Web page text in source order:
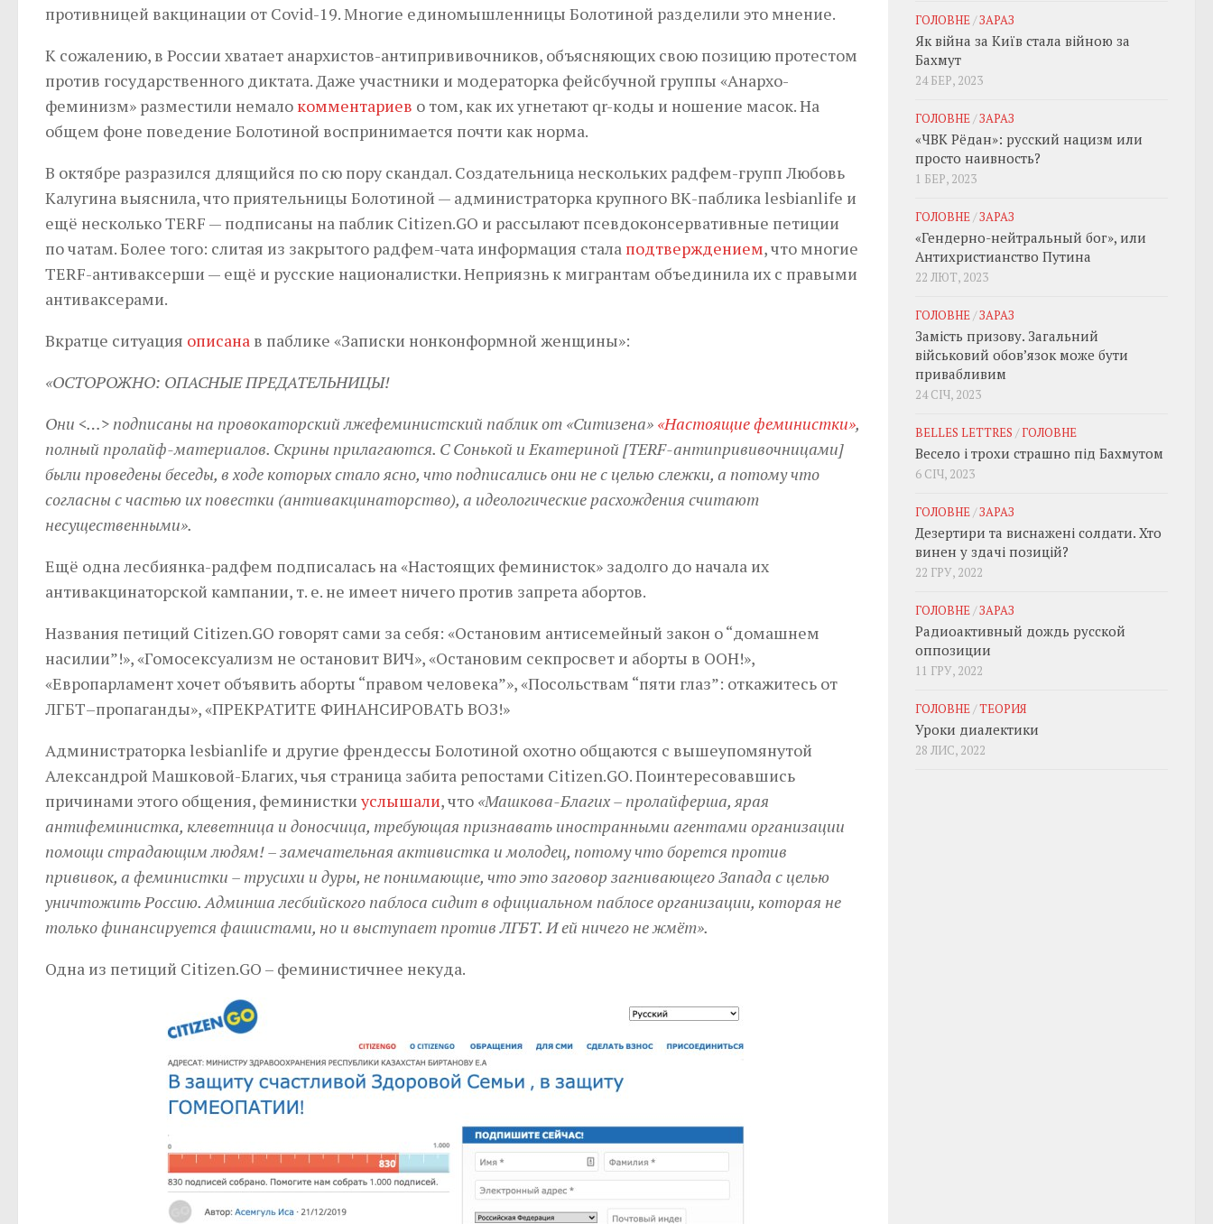
противницей вакцинации от Covid-19. Многие единомышленницы Болотиной разделили это мнение.
К сожалению, в России хватает анархистов-антипрививочников, объясняющих свою позицию протестом
против государственного диктата. Даже участники и модераторка фейсбучной группы «Анархо-
феминизм» разместили немало комментариев о том, как их угнетают qr-коды и ношение масок. На
общем фоне поведение Болотиной воспринимается почти как норма.
В октябре разразился длящийся по сю пору скандал. Создательница нескольких радфем-групп Любовь
Калугина выяснила, что приятельницы Болотиной — администраторка крупного ВК-паблика lesbianlife и
ещё несколько TERF — подписаны на паблик Citizen.GО и рассылают псевдоконсервативные петиции
по чатам. Более того: слитая из закрытого радфем-чата информация стала подтверждением, что многие
TERF-антиваксерши — ещё и русские националистки. Неприязнь к мигрантам объединила их с правыми
антиваксерами.
Вкратце ситуация описана в паблике «Записки нонконформной женщины»:
«ОСТОРОЖНО: ОПАСНЫЕ ПРЕДАТЕЛЬНИЦЫ!
Они <…> подписаны на провокаторский лжефеминистский паблик от «Ситизена» «Настоящие феминистки»,
полный пролайф-материалов. Скрины прилагаются. С Сонькой и Екатериной [TERF-антипрививочницами]
были проведены беседы, в ходе которых стало ясно, что подписались они не с целью слежки, а потому что
согласны с частью их повестки (антивакцинаторство), а идеологические расхождения считают
несущественными».
Ещё одна лесбиянка-радфем подписалась на «Настоящих феминисток» задолго до начала их
антивакцинаторской кампании, т. е. не имеет ничего против запрета абортов.
Названия петиций Citizen.GO говорят сами за себя: «Остановим антисемейный закон о “домашнем
насилии”!», «Гомосексуализм не остановит ВИЧ», «Остановим секпросвет и аборты в ООН!»,
«Европарламент хочет объявить аборты “правом человека”», «Посольствам “пяти глаз”: откажитесь от
ЛГБТ–пропаганды», «ПРЕКРАТИТЕ ФИНАНСИРОВАТЬ ВОЗ!»
Администраторка lesbianlife и другие френдессы Болотиной охотно общаются с вышеупомянутой
Александрой Машковой-Благих, чья страница забита репостами Citizen.GO. Поинтересовавшись
причинами этого общения, феминистки услышали, что «Машкова-Благих – пролайферша, ярая
антифеминистка, клеветница и доносчица, требующая признавать иностранными агентами организации
помощи страдающим людям! – замечательная активистка и молодец, потому что борется против
прививок, а феминистки – трусихи и дуры, не понимающие, что это заговор загнивающего Запада с целью
уничтожить Россию. Админша лесбийского паблоса сидит в официальном паблосе организации, которая не
только финансируется фашистами, но и выступает против ЛГБТ. И ей ничего не жмёт».
Одна из петиций Citizen.GО – феминистичнее некуда.
ГОЛОВНЕ/ЗАРАЗ
Як війна за Київ стала війною за
Бахмут
24 БЕР, 2023
ГОЛОВНЕ/ЗАРАЗ
«ЧВК Рёдан»: русский нацизм или
просто наивность?
1 БЕР, 2023
ГОЛОВНЕ/ЗАРАЗ
«Гендерно-нейтральный бог», или
Антихристианство Путина
22 ЛЮТ, 2023
ГОЛОВНЕ/ЗАРАЗ
Замість призову. Загальний
військовий обовʼязок може бути
привабливим
24 СІЧ, 2023
BELLES LETTRES /ГОЛОВНЕ
Весело і трохи страшно під Бахмутом
6 СІЧ, 2023
ГОЛОВНЕ/ЗАРАЗ
Дезертири та виснажені солдати. Хто
винен у здачі позицій?
22 ГРУ, 2022
ГОЛОВНЕ/ЗАРАЗ
Радиоактивный дождь русской
оппозиции
11 ГРУ, 2022
ГОЛОВНЕ/ТЕОРИЯ
Уроки диалектики
28 ЛИС, 2022